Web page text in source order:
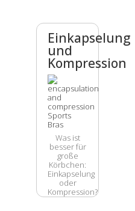
Einkapselung
und
Kompression
Was ist
besser für
große
Körbchen:
Einkapselung
oder
Kompression?